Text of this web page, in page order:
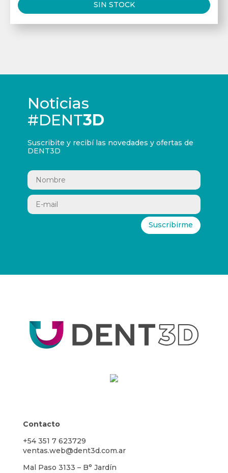
SIN STOCK
Noticias
#DENT3D
Suscribite y recibí las novedades y ofertas de
DENT3D
Suscribirme
Contacto
+54 351 7 623729
ventas.web@dent3d.com.ar
Mal Paso 3133 – B° Jardín